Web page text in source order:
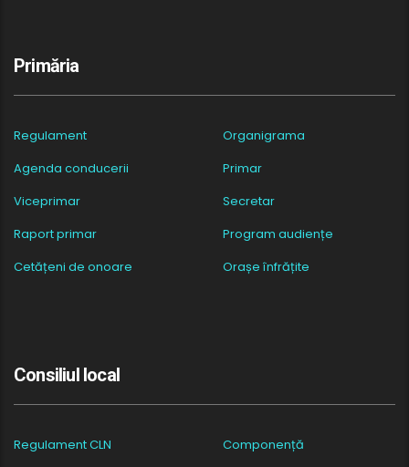
Primăria
Regulament
Organigrama
Agenda conducerii
Primar
Viceprimar
Secretar
Raport primar
Program audiențe
Cetățeni de onoare
Orașe înfrățite
Consiliul local
Regulament CLN
Componență